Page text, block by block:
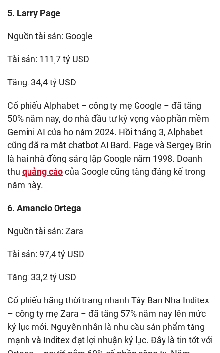
5. Larry Page
Nguồn tài sản: Google
Tài sản: 111,7 tỷ USD
Tăng: 34,4 tỷ USD
Cổ phiếu Alphabet – công ty mẹ Google – đã tăng
50% năm nay, do nhà đầu tư kỳ vọng vào phần mềm
Gemini AI của họ năm 2024. Hồi tháng 3, Alphabet
cũng đã ra mắt chatbot AI Bard. Page và Sergey Brin
là hai nhà đồng sáng lập Google năm 1998. Doanh
thu quảng cáocủa Google cũng tăng đáng kể trong
năm này.
6. Amancio Ortega
Nguồn tài sản: Zara
Tài sản: 97,4 tỷ USD
Tăng: 33,2 tỷ USD
Cổ phiếu hãng thời trang nhanh Tây Ban Nha Inditex
– công ty mẹ Zara – đã tăng 57% năm nay lên mức
kỷ lục mới. Nguyên nhân là nhu cầu sản phẩm tăng
mạnh và Inditex đạt lợi nhuận kỷ lục. Đây là tin tốt với